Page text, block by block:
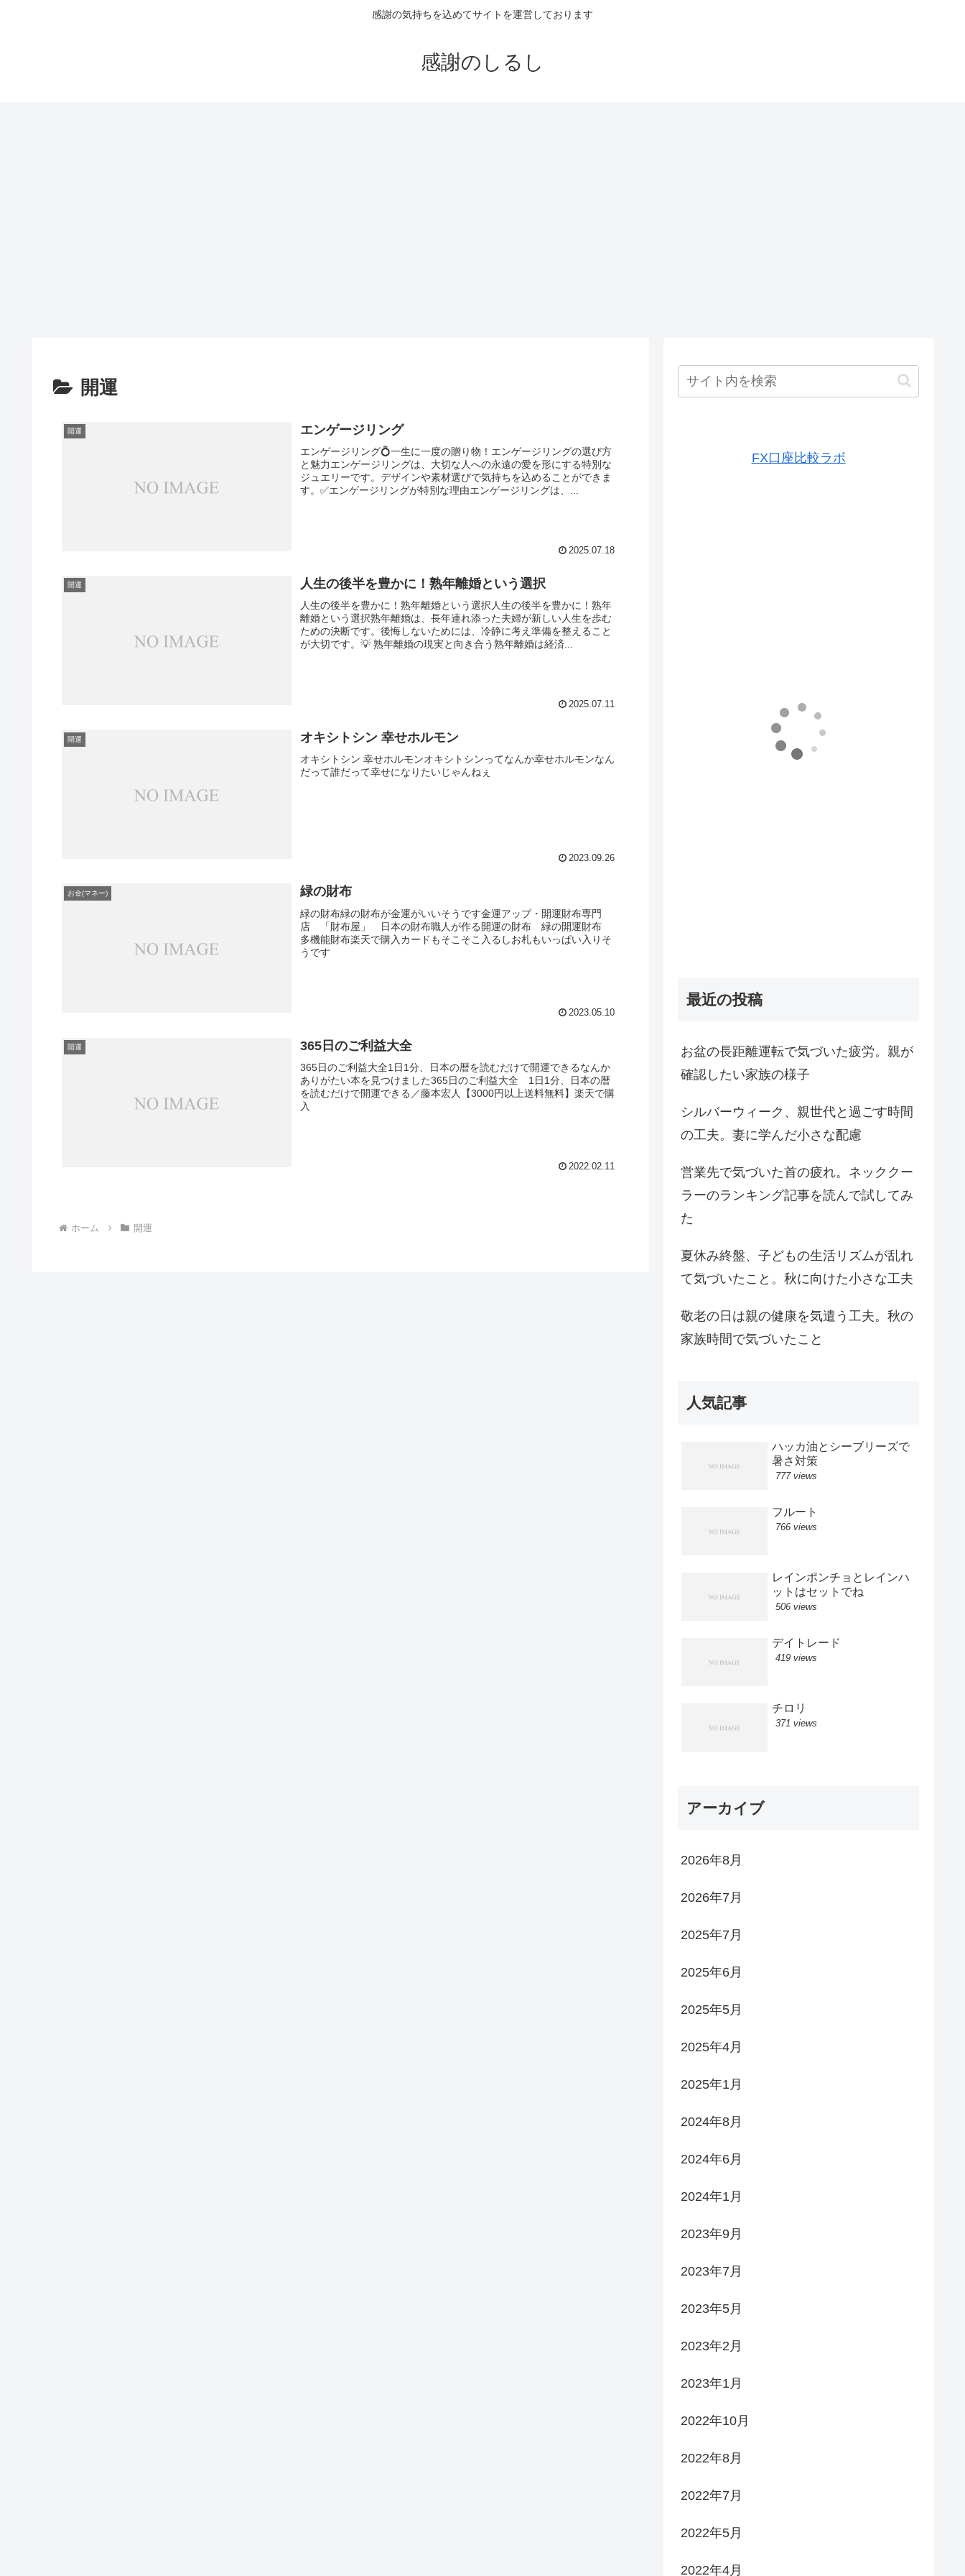
感謝の気持ちを込めてサイトを運営しております
感謝のしるし
開運
開運 エンゲージリング
エンゲージリング💍一生に一度の贈り物！エンゲージリングの選び方
と魅力エンゲージリングは、大切な人への永遠の愛を形にする特別な
ジュエリーです。デザインや素材選びで気持ちを込めることができま
す。✅エンゲージリングが特別な理由エンゲージリングは、...
2025.07.18
開運 人生の後半を豊かに！熟年離婚という選択
人生の後半を豊かに！熟年離婚という選択人生の後半を豊かに！熟年
離婚という選択熟年離婚は、長年連れ添った夫婦が新しい人生を歩む
ための決断です。後悔しないためには、冷静に考え準備を整えること
が大切です。💡 熟年離婚の現実と向き合う熟年離婚は経済...
2025.07.11
開運 オキシトシン 幸せホルモン
オキシトシン 幸せホルモンオキシトシンってなんか幸せホルモンなん
だって誰だって幸せになりたいじゃんねぇ
2023.09.26
お金(マネー) 緑の財布
緑の財布緑の財布が金運がいいそうです金運アップ・開運財布専門
店 「財布屋」 日本の財布職人が作る開運の財布 緑の開運財布
多機能財布楽天で購入カードもそこそこ入るしお札もいっぱい入りそ
うです
2023.05.10
開運 365日のご利益大全
365日のご利益大全1日1分、日本の暦を読むだけで開運できるなんか
ありがたい本を見つけました365日のご利益大全 1日1分、日本の暦
を読むだけで開運できる／藤本宏人【3000円以上送料無料】楽天で購
入
2022.02.11
ホーム 開運
FX口座比較ラボ
最近の投稿
お盆の長距離運転で気づいた疲労。親が
確認したい家族の様子
シルバーウィーク、親世代と過ごす時間
の工夫。妻に学んだ小さな配慮
営業先で気づいた首の疲れ。ネッククー
ラーのランキング記事を読んで試してみ
た
夏休み終盤、子どもの生活リズムが乱れ
て気づいたこと。秋に向けた小さな工夫
敬老の日は親の健康を気遣う工夫。秋の
家族時間で気づいたこと
人気記事
ハッカ油とシーブリーズで
暑さ対策
777 views
フルート
766 views
レインポンチョとレインハ
ットはセットでね
506 views
デイトレード
419 views
チロリ
371 views
アーカイブ
2026年8月
2026年7月
2025年7月
2025年6月
2025年5月
2025年4月
2025年1月
2024年8月
2024年6月
2024年1月
2023年9月
2023年7月
2023年5月
2023年2月
2023年1月
2022年10月
2022年8月
2022年7月
2022年5月
2022年4月